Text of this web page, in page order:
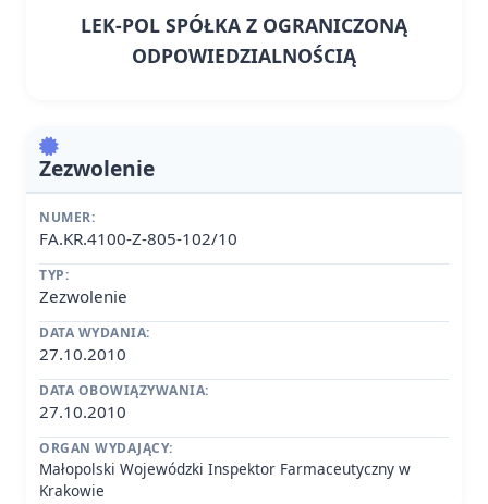
LEK-POL SPÓŁKA Z OGRANICZONĄ
ODPOWIEDZIALNOŚCIĄ
Zezwolenie
NUMER:
FA.KR.4100-Z-805-102/10
TYP:
Zezwolenie
DATA WYDANIA:
27.10.2010
DATA OBOWIĄZYWANIA:
27.10.2010
ORGAN WYDAJĄCY:
Małopolski Wojewódzki Inspektor Farmaceutyczny w
Krakowie